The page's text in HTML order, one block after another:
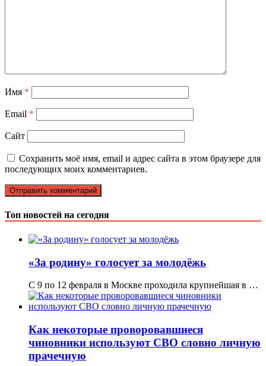
Имя *
Email *
Сайт
Сохранить моё имя, email и адрес сайта в этом браузере для
последующих моих комментариев.
Топ новостей на сегодня
«За родину» голосует за молодёжь
С 9 по 12 февраля в Москве проходила крупнейшая в …
Как некоторые проворовавшиеся
чиновники используют СВО словно личную
прачечную